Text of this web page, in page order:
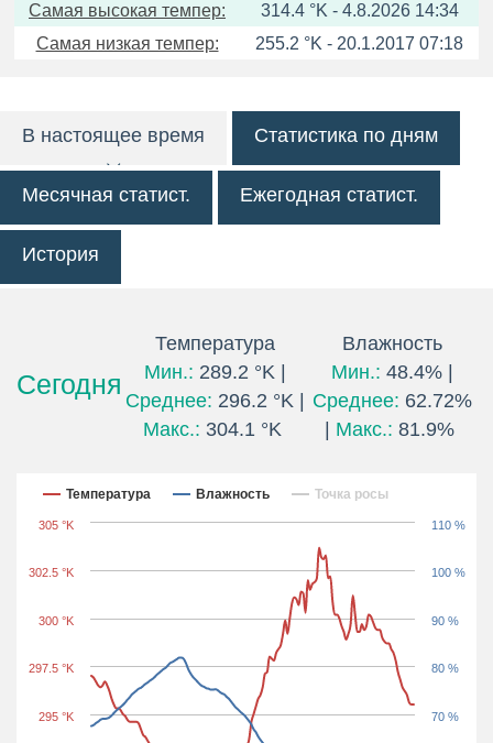
Самая высокая темпер:
314.4 °K - 4.8.2026 14:34
Самая низкая темпер:
255.2 °K - 20.1.2017 07:18
В настоящее время Статистика по дням
Месячная статист. Ежегодная статист.
История
Сегодня
Температура
Мин.: 289.2 °K |
Среднее: 296.2 °K |
Макс.: 304.1 °K
Влажность
Мин.: 48.4% |
Среднее: 62.72%
Макс.: 81.9%
Последние 24 часа
Температура Влажность Точка росы
295 °K
297.5 °K
300 °K
302.5 °K
305 °K
70 %
80 %
90 %
100 %
110 %